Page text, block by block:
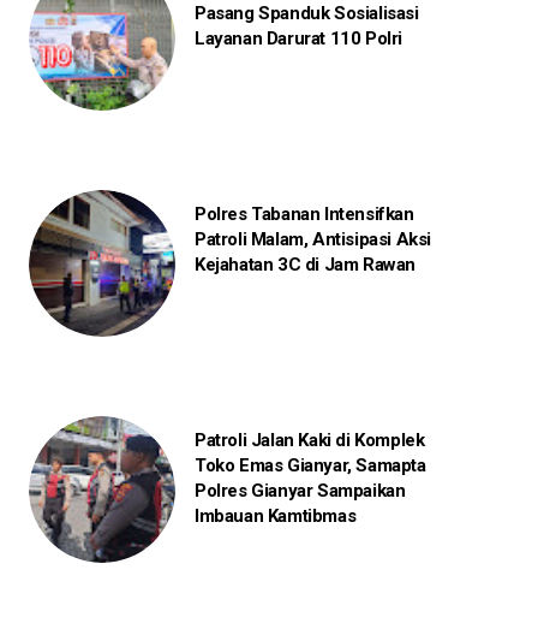
Pasang Spanduk Sosialisasi
Layanan Darurat 110 Polri
Polres Tabanan Intensifkan
Patroli Malam, Antisipasi Aksi
Kejahatan 3C di Jam Rawan
Patroli Jalan Kaki di Komplek
Toko Emas Gianyar, Samapta
Polres Gianyar Sampaikan
Imbauan Kamtibmas